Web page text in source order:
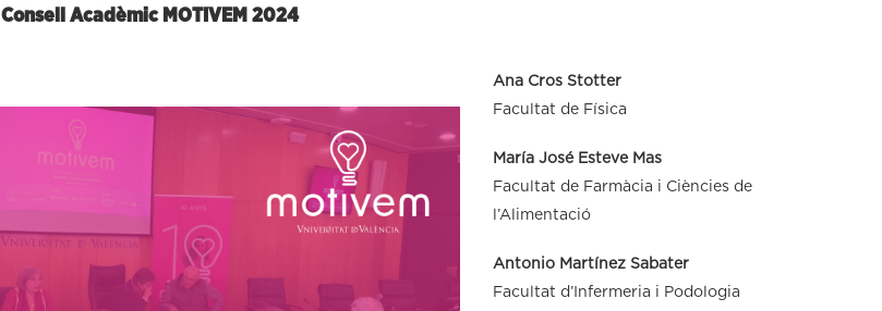
Consell Acadèmic MOTIVEM 2024
Ana Cros Stotter
Facultat de Física
María José Esteve Mas
Facultat de Farmàcia i Ciències de
l’Alimentació
Antonio Martínez Sabater
Facultat d’Infermeria i Podologia